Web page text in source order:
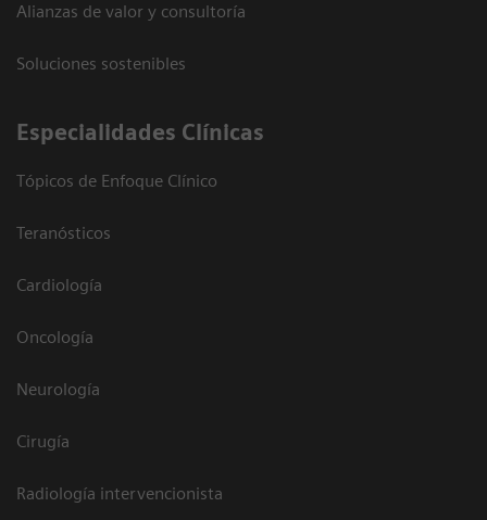
Alianzas de valor y consultoría
Soluciones sostenibles
Especialidades Clínicas
Tópicos de Enfoque Clínico
Teranósticos
Cardiología
Oncología
Neurología
Cirugía
Radiología intervencionista